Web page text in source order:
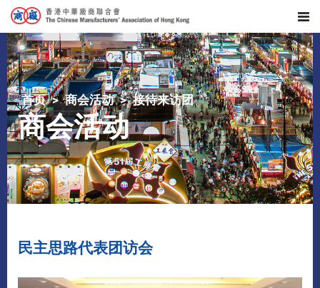
首页 商会活动 接待来访团
商会活动
民主思路代表团访会